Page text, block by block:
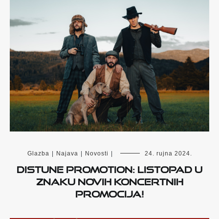
Glazba | Najava | Novosti | 24. rujna 2024.
Distune promotion: Listopad u
znaku novih koncertnih
promocija!